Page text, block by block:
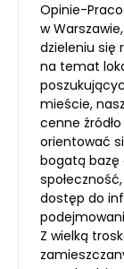
Opinie-
w
dzieleniu się
na temat
mieście,
cenne
orientować
bogatą bazę
dostęp do
Z wielką